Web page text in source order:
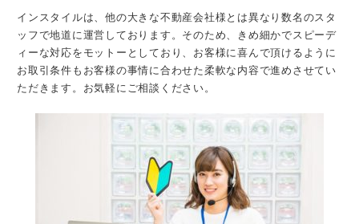
インスタイルは、他の大きな不動産会社様とは異なり数名のスタ
ッフで地道に運営しております。そのため、きめ細かでスピーデ
ィーな対応をモットーとしており、お客様に喜んで頂けるように
お取引条件もお客様の事情に合わせた柔軟な内容で進めさせてい
ただきます。お気軽にご相談ください。